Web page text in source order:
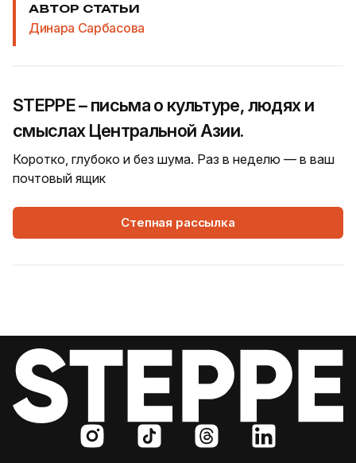
АВТОР СТАТЬИ
Динара Сарбасова
STEPPE – письма о культуре, людях и
смыслах Центральной Азии.
Коротко, глубоко и без шума. Раз в неделю — в ваш
почтовый ящик
Степная рассылка